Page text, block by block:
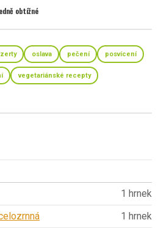
obtížné
oslava pečení posvícení
vegetariánské recepty
1 hrnek
1 hrnek